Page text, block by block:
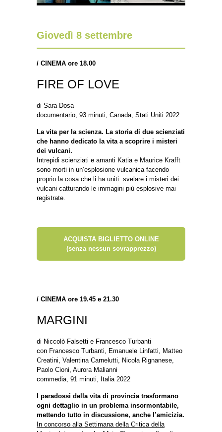
Giovedì 8 settembre
/ CINEMA ore 18.00
FIRE OF LOVE
di Sara Dosa
documentario, 93 minuti, Canada, Stati Uniti 2022
La vita per la scienza. La storia di due scienziati
che hanno dedicato la vita a scoprire i misteri
dei vulcani.
Intrepidi scienziati e amanti Katia e Maurice Krafft
sono morti in un’esplosione vulcanica facendo
proprio la cosa che li ha uniti: svelare i misteri dei
vulcani catturando le immagini più esplosive mai
registrate.
ACQUISTA BIGLIETTO ONLINE
(senza nessun sovrapprezzo)
/ CINEMA ore 19.45 e 21.30
MARGINI
di Niccolò Falsetti e Francesco Turbanti
con Francesco Turbanti, Emanuele Linfatti, Matteo
Creatini, Valentina Carnelutti, Nicola Rignanese,
Paolo Cioni, Aurora Malianni
commedia, 91 minuti, Italia 2022
I paradossi della vita di provincia trasformano
ogni dettaglio in un problema insormontabile,
mettendo tutto in discussione, anche l’amicizia.
In concorso alla Settimana della Critica della